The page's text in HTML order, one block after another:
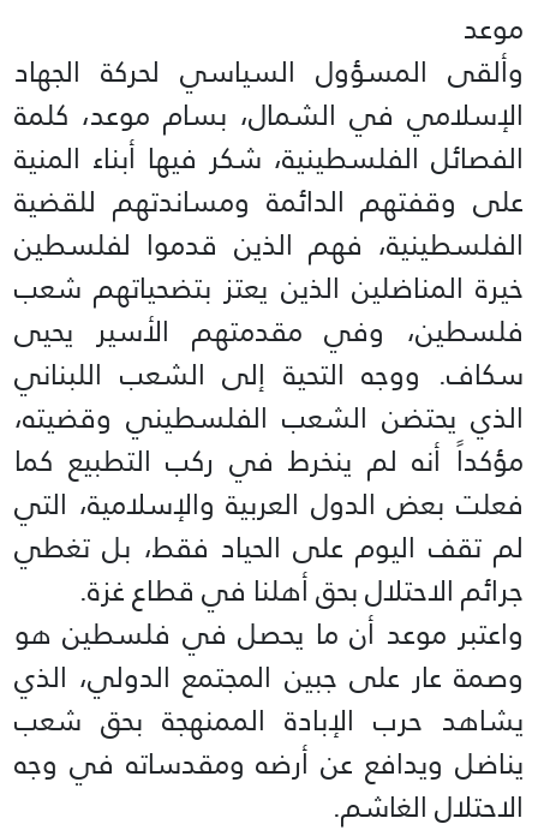
موعد
وألقى المسؤول السياسي لحركة الجهاد
الإسلامي في الشمال، بسام موعد، كلمة
الفصائل الفلسطينية، شكر فيها أبناء المنية
على وقفتهم الدائمة ومساندتهم للقضية
الفلسطينية، فهم الذين قدموا لفلسطين
خيرة المناضلين الذين يعتز بتضحياتهم شعب
فلسطين، وفي مقدمتهم الأسير يحيى
سكاف. ووجه التحية إلى الشعب اللبناني
الذي يحتضن الشعب الفلسطيني وقضيته،
مؤكداً أنه لم ينخرط في ركب التطبيع كما
فعلت بعض الدول العربية والإسلامية، التي
لم تقف اليوم على الحياد فقط، بل تغطي
جرائم الاحتلال بحق أهلنا في قطاع غزة.
واعتبر موعد أن ما يحصل في فلسطين هو
وصمة عار على جبين المجتمع الدولي، الذي
يشاهد حرب الإبادة الممنهجة بحق شعب
يناضل ويدافع عن أرضه ومقدساته في وجه
الاحتلال الغاشم.